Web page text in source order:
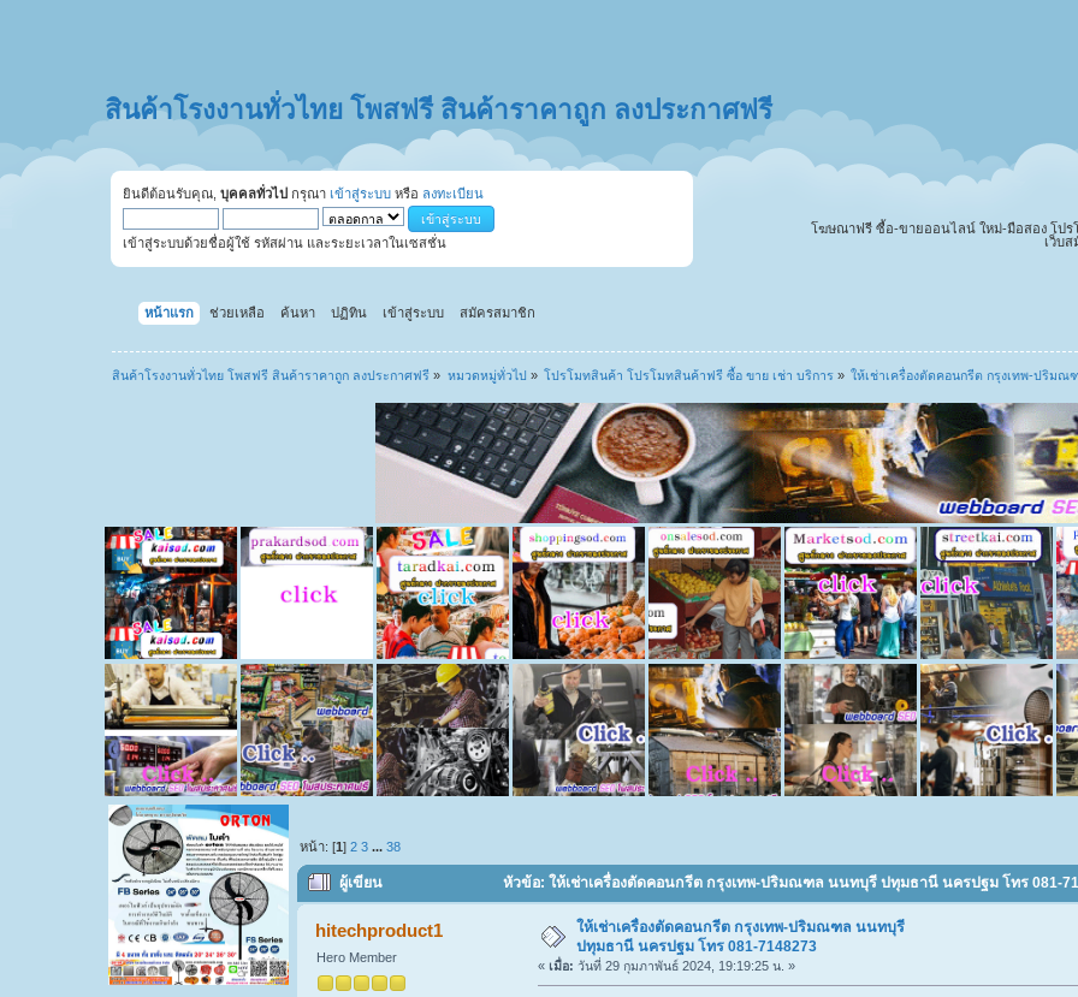
สินค้าโรงงานทั่วไทย โพสฟรี สินค้าราคาถูก ลงประกาศฟรี
ยินดีต้อนรับคุณ,บุคคลทั่วไป กรุณา เข้าสู่ระบบ หรือ ลงทะเบียน
เข้าสู่ระบบด้วยชื่อผู้ใช้ รหัสผ่าน และระยะเวลาในเซสชั่น
โฆษณาฟรี ซื้อ-ขายออนไลน์ ใหม่-มือสอง โปรโ
เว็บ
หน้าแรก ช่วยเหลือ ค้นหา ปฏิทิน เข้าสู่ระบบ สมัครสมาชิก
สินค้าโรงงานทั่วไทย โพสฟรี สินค้าราคาถูก ลงประกาศฟรี » หมวดหมู่ทั่วไป » โปรโมทสินค้า โปรโมทสินค้าฟรี ซื้อ ขาย เช่า บริการ » ให้เช่าเครื่องตัดคอนกรีต กรุงเทพ-ปริม
หน้า: [1]2 3 ...38
ผู้เขียน หัวข้อ: ให้เช่าเครื่องตัดคอนกรีต กรุงเทพ-ปริมณฑล นนทบุรี ปทุมธานี นครปฐม โทร 081-
hitechproduct1
Hero Member
ให้เช่าเครื่องตัดคอนกรีต กรุงเทพ-ปริมณฑล นนทบุรี
ปทุมธานี นครปฐม โทร 081-7148273
« เมื่อ: วันที่ 29 กุมภาพันธ์ 2024, 19:19:25 น. »